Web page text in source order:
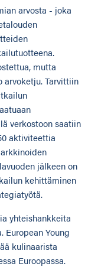
arvosta - joka
mutta
arvoketju. Tarvittiin
verkostoon saatiin
aktiviteettia
jälkeen on
kehittäminen
yhteishankkeita
European Young
kulinaarista
Euroopassa.